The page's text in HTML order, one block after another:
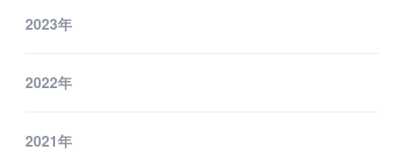
2023年
2022年
2021年